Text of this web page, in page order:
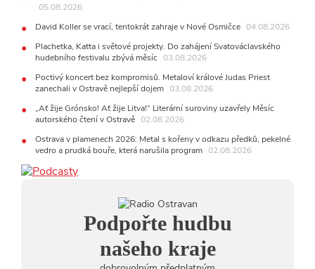
20:44
10:06
Ladná Čeladná nabídne Olympic, Langerovou i
Kirschner, návštěvníci nově zaplatí už jen pomocí čipů
24.07.2026
17:06
Zpěvačka Tanja vydala nové EP Plamen VIDEO
10:02
Kapela Midnight v Rádiu Ostravan: Od minulého
roku jsme upgradovali naši show
AUDIO
21.07.2026
20:09
Na Novou Osmičku míří Bára Zmeková Trio. Výrazná
osobnost české alternativní scény zahraje ve Frýdku-Místku
20.07.2026
Štěrkovna Open Music: Klubová scéna na festivalu
nabídne Krhuta i Beatles
05.08.2026
David Koller se vrací, tentokrát zahraje v Nové Osmičce 04.08.2026
Plachetka, Katta i světové projekty. Do zahájení Svatováclavského
hudebního festivalu zbývá měsíc 03.08.2026
Poctivý koncert bez kompromisů. Metaloví králové Judas Priest
zanechali v Ostravě nejlepší dojem 03.08.2026
„Ať žije Grónsko! Ať žije Litva!“ Literární suroviny uzavřely Měsíc
autorského čtení v Ostravě 02.08.2026
Ostrava v plamenech 2026: Metal s kořeny v odkazu předků, pekelné
vedro a prudká bouře, která narušila program 02.08.2026
Podpořte hudbu
našeho kraje